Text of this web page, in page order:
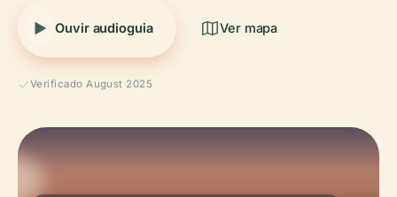
Ouvir audioguia Ver mapa
Verificado August 2025